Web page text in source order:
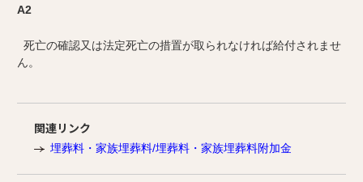
A2
死亡の確認又は法定死亡の措置が取られなければ給付されませ
ん。
関連リンク
埋葬料・家族埋葬料/埋葬料・家族埋葬料附加金